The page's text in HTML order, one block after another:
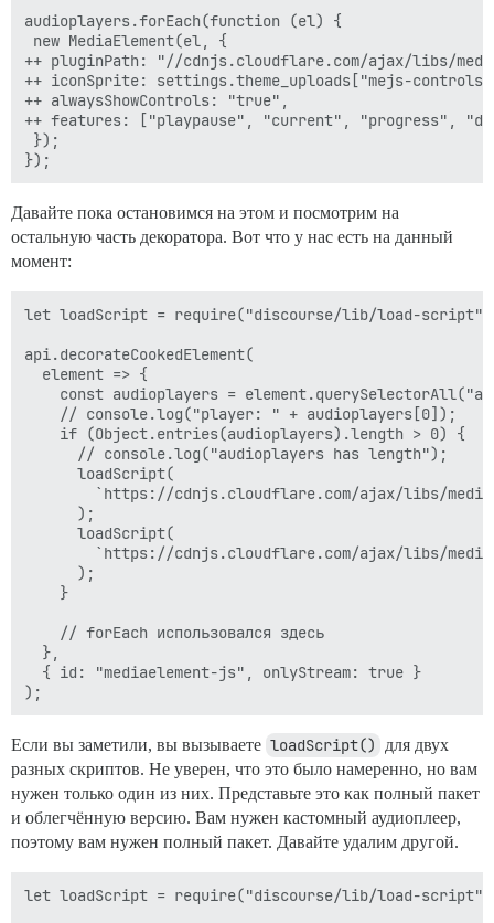
audioplayers.forEach(function (el) {
new MediaElement(el, {
++ pluginPath: "//cdnjs.cloudflare.com/ajax/libs/
++ iconSprite: settings.theme_uploads["mejs-
++ alwaysShowControls: "true",
++ features: ["playpause", "current", "progress",
});
Давайте пока остановимся на этом и посмотрим на
остальную часть декоратора. Вот что у нас есть на данный
момент:
let loadScript = require("discourse/lib/load-
api.decorateCookedElement(
  element => {
const audioplayers =
    // console.log("player: " + audioplayers[0]);
    if (Object.entries(audioplayers).length > 0) {
      // console.log("audioplayers has length");
      loadScript(
`https://cdnjs.cloudflare.com/ajax/libs/
      );
      loadScript(
`https://cdnjs.cloudflare.com/ajax/libs/
      );
    }
    // forEach использовался здесь
  },
  { id: "mediaelement-js", onlyStream: true }
Если вы заметили, вы вызываете loadScript()
для двух
разных скриптов. Не уверен, что это было намеренно, но вам
нужен только один из них. Представьте это как полный пакет
и облегчённую версию. Вам нужен кастомный аудиоплеер,
поэтому вам нужен полный пакет. Давайте удалим другой.
let loadScript = require("discourse/lib/load-